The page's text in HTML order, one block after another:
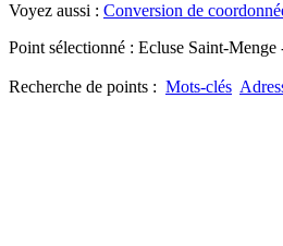
Voyez aussi : Conversion de
Point sélectionné : Ecluse Saint-
Recherche de points : Mots-clés